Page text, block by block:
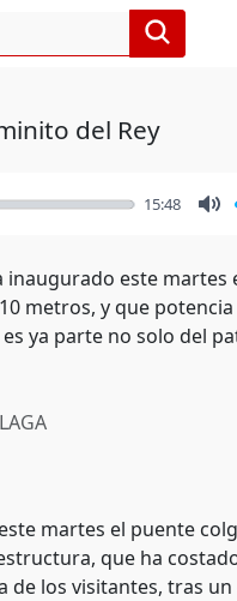
del Rey
15:48
inaugurado este martes
metros, y que
ya parte no solo del
martes el puente
que ha
de los visitantes, tras